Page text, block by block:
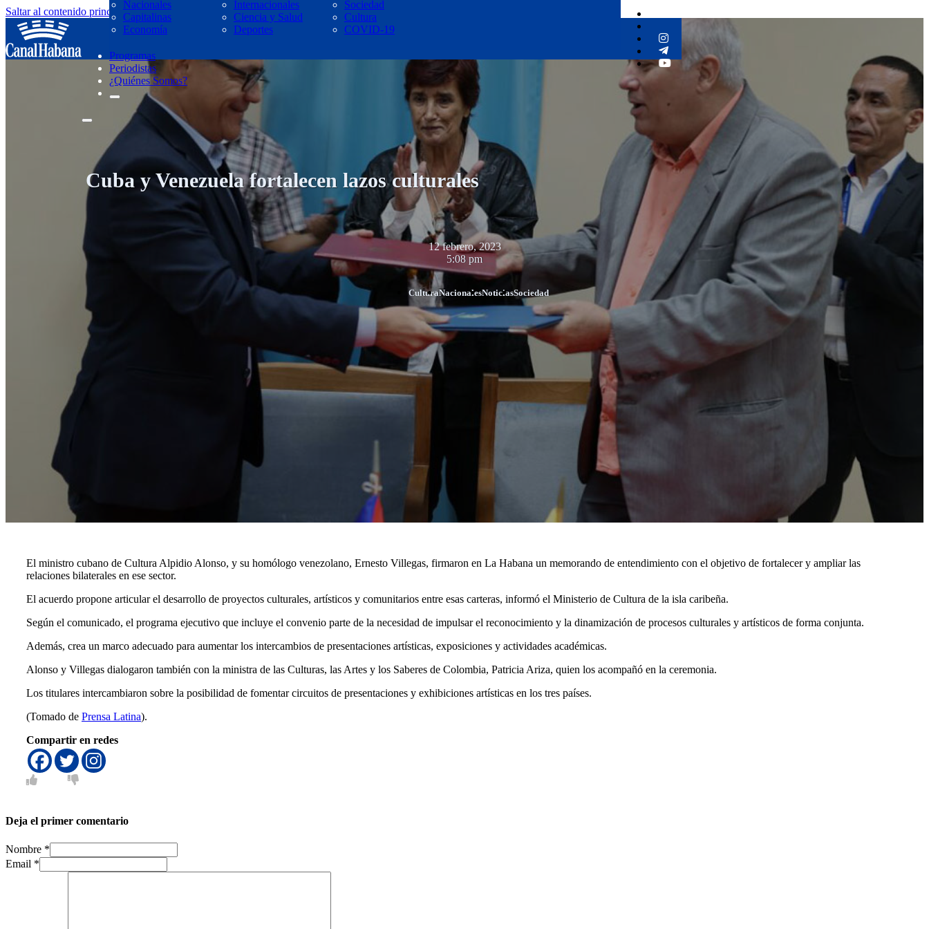
Saltar al contenido principal Saltar al pie de página
Nacionales Internacionales
Sociedad
Capitalinas
Ciencia y Salud
Cultura
Economía
Deportes COVID-19
Programas
Periodistas
¿Quiénes Somos?
regresar
Cuba y Venezuela fortalecen lazos culturales
12 febrero, 2023
5:08 pm
CulturaNacionalesNoticiasSociedad
El ministro cubano de Cultura Alpidio Alonso, y su homólogo venezolano, Ernesto Villegas, firmaron en La Habana un memorando de entendimiento con el objetivo de fortalecer y ampliar las
relaciones bilaterales en ese sector.
El acuerdo propone articular el desarrollo de proyectos culturales, artísticos y comunitarios entre esas carteras, informó el Ministerio de Cultura de la isla caribeña.
Según el comunicado, el programa ejecutivo que incluye el convenio parte de la necesidad de impulsar el reconocimiento y la dinamización de procesos culturales y artísticos de forma conjunta.
Además, crea un marco adecuado para aumentar los intercambios de presentaciones artísticas, exposiciones y actividades académicas.
Alonso y Villegas dialogaron también con la ministra de las Culturas, las Artes y los Saberes de Colombia, Patricia Ariza, quien los acompañó en la ceremonia.
Los titulares intercambiaron sobre la posibilidad de fomentar circuitos de presentaciones y exhibiciones artísticas en los tres países.
(Tomado de Prensa Latina).
Compartir en redes
Deja el primer comentario
Nombre *
Email *